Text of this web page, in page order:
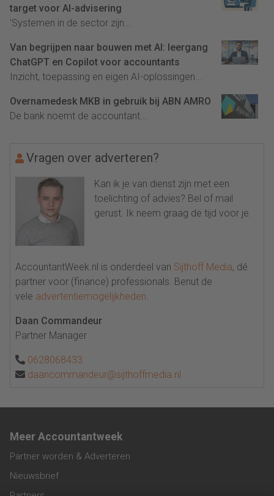
target voor AI-advisering
'Systemen in de sector zijn...
Van begrijpen naar bouwen met AI: leergang
ChatGPT en Copilot voor accountants
Inzicht, toepassing en eigen AI-oplossingen...
Overnamedesk MKB in gebruik bij ABN AMRO
De bank noemt de accountant...
Vragen over adverteren?
Kan ik je van dienst zijn met een
toelichting of advies? Bel of mail
gerust. Ik neem graag de tijd voor je.
AccountantWeek.nl is onderdeel van Sijthoff Media, dé
partner voor (finance) professionals. Benut de
vele advertentiemogelijkheden.
Daan Commandeur
Partner Manager
0628068433
daancommandeur@sijthoffmedia.nl
Meer Accountantweek
Partner worden & Adverteren
Nieuwsbrief